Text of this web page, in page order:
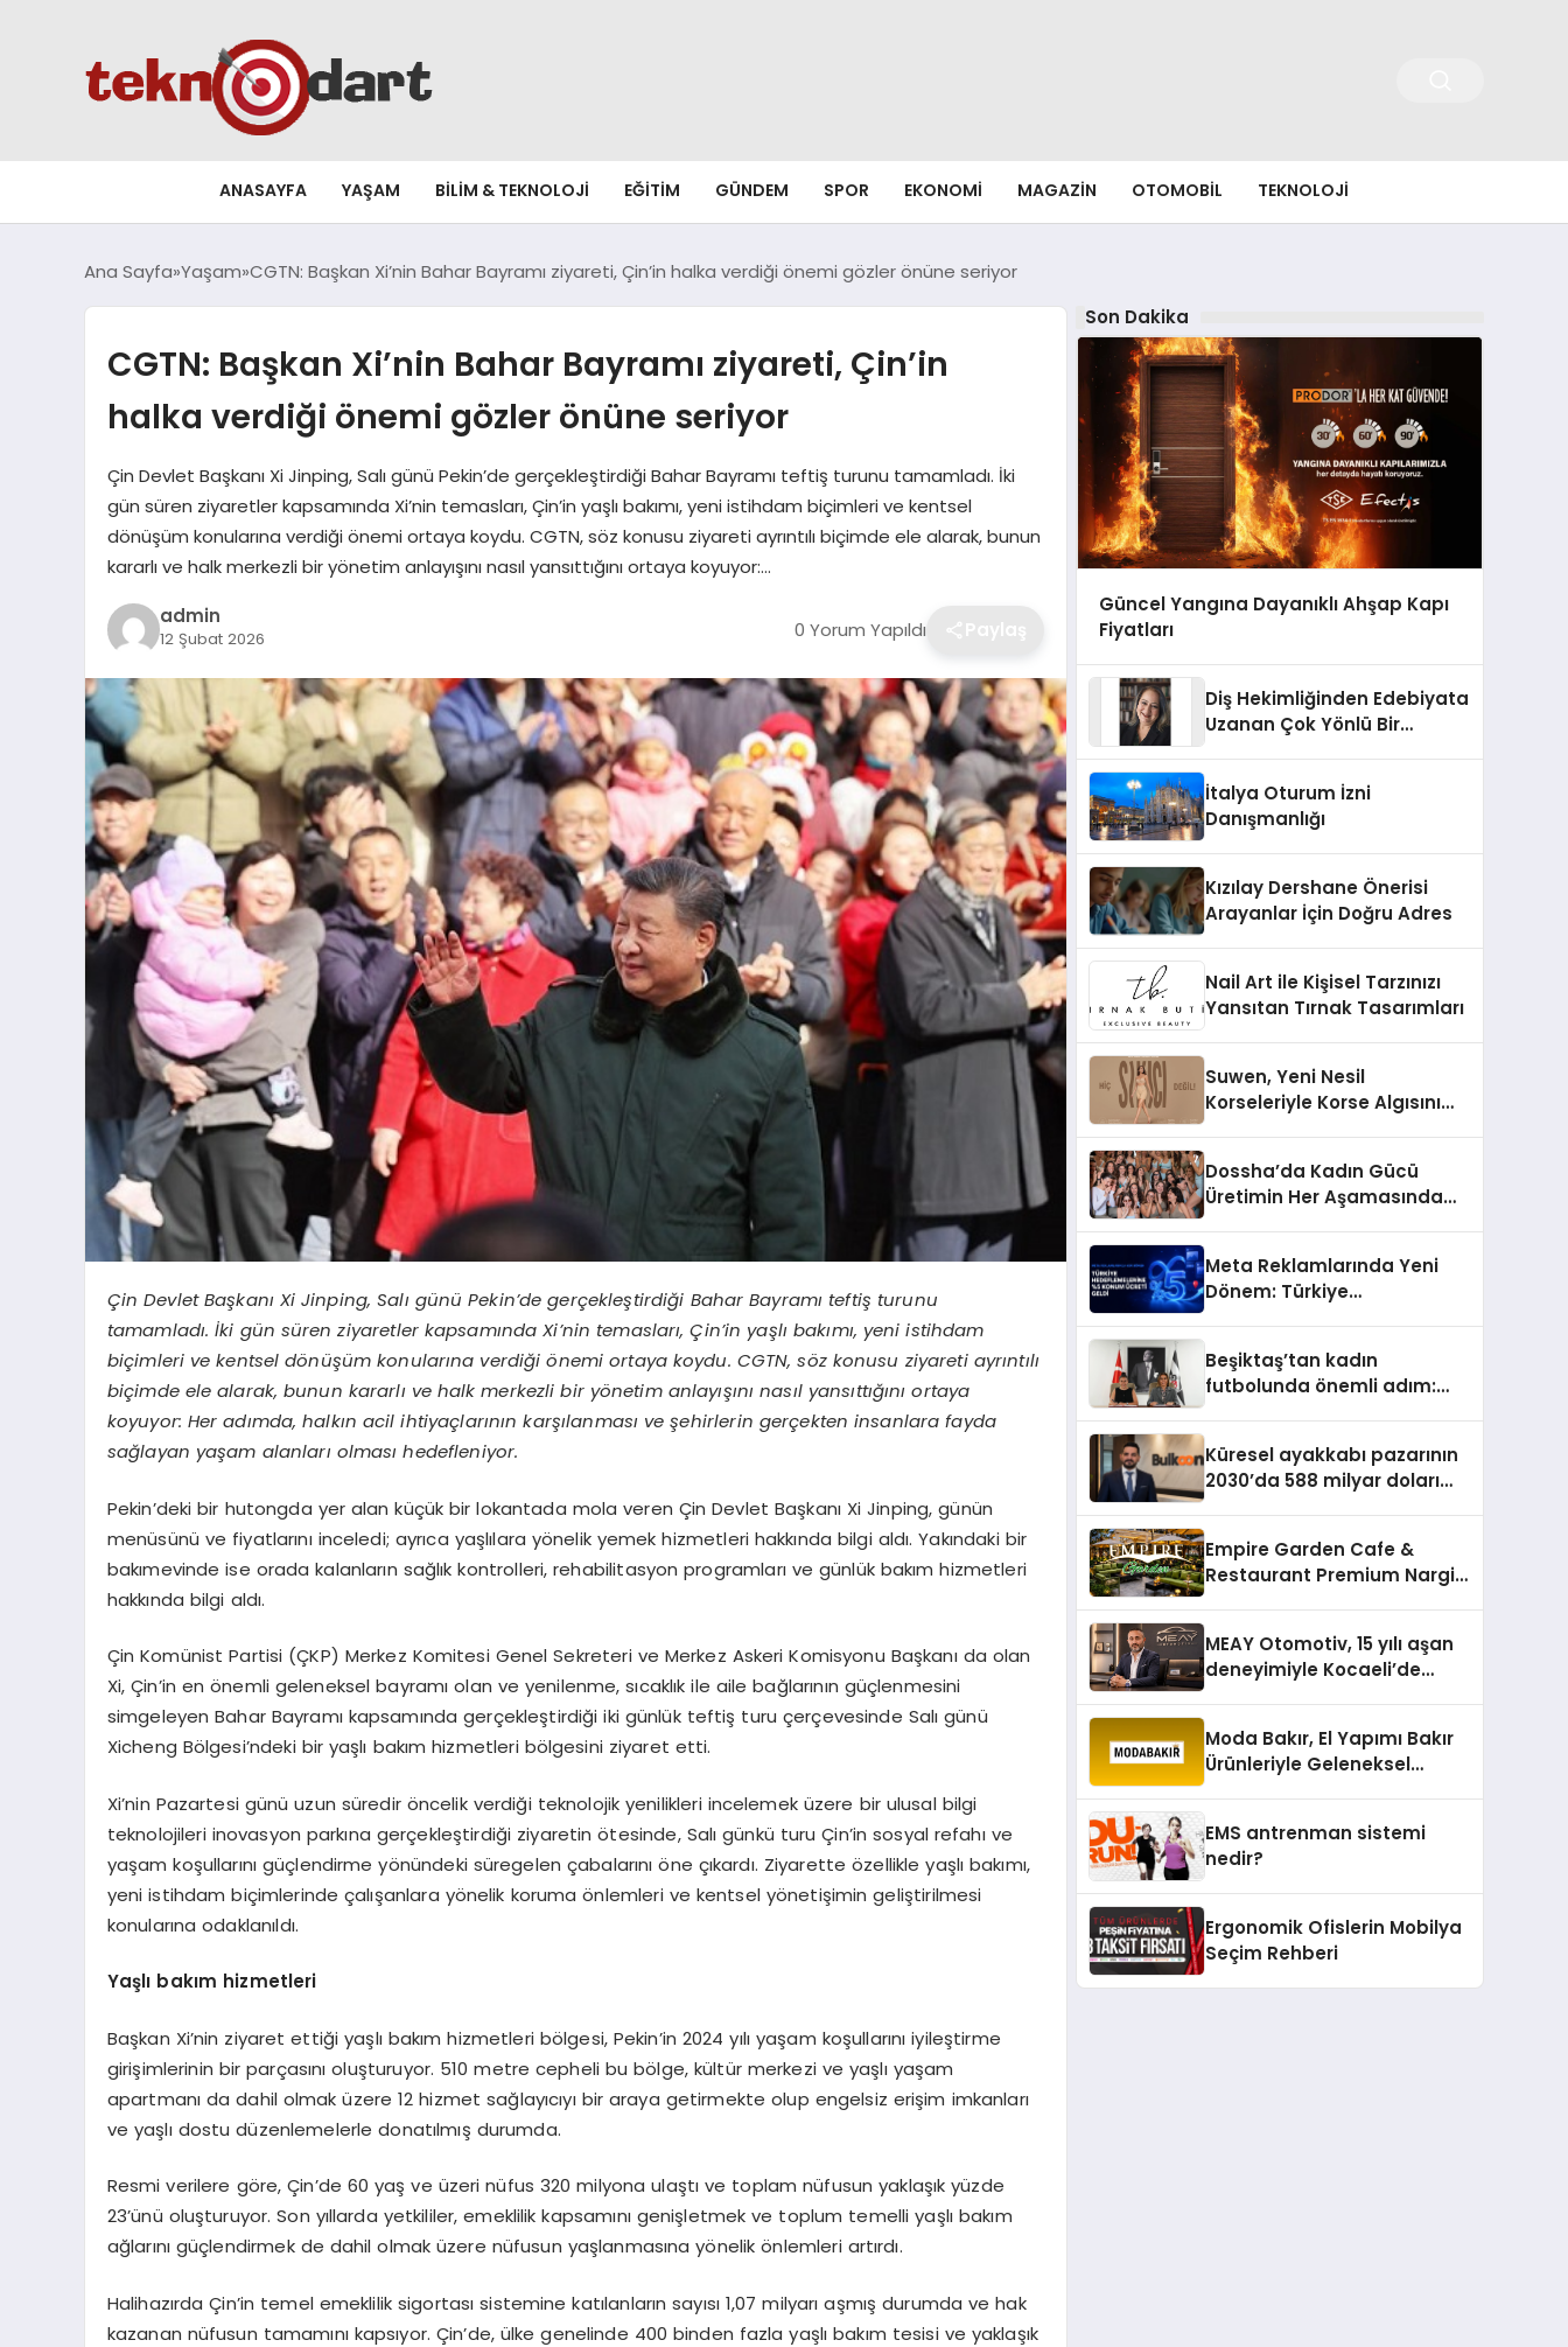
ANASAYFA YAŞAM BILIM & TEKNOLOJI EĞITIM GÜNDEM SPOR EKONOMI MAGAZIN OTOMOBIL TEKNOLOJI
Ana Sayfa Yaşam CGTN: Başkan Xi’nin Bahar Bayramı ziyareti, Çin’in halka verdiği önemi gözler önüne seriyor
CGTN: Başkan Xi’nin Bahar Bayramı ziyareti, Çin’in
halka verdiği önemi gözler önüne seriyor
Çin Devlet Başkanı Xi Jinping, Salı günü Pekin’de gerçekleştirdiği Bahar Bayramı teftiş turunu tamamladı. İki
gün süren ziyaretler kapsamında Xi’nin temasları, Çin’in yaşlı bakımı, yeni istihdam biçimleri ve kentsel
dönüşüm konularına verdiği önemi ortaya koydu. CGTN, söz konusu ziyareti ayrıntılı biçimde ele alarak, bunun
kararlı ve halk merkezli bir yönetim anlayışını nasıl yansıttığını ortaya koyuyor:…
admin
12 Şubat 2026 0 Yorum Yapıldı
Çin Devlet Başkanı Xi Jinping, Salı günü Pekin’de gerçekleştirdiği Bahar Bayramı teftiş turunu
tamamladı. İki gün süren ziyaretler kapsamında Xi’nin temasları, Çin’in yaşlı bakımı, yeni istihdam
biçimleri ve kentsel dönüşüm konularına verdiği önemi ortaya koydu. CGTN, söz konusu ziyareti ayrıntılı
biçimde ele alarak, bunun kararlı ve halk merkezli bir yönetim anlayışını nasıl yansıttığını ortaya
koyuyor: Her adımda, halkın acil ihtiyaçlarının karşılanması ve şehirlerin gerçekten insanlara fayda
sağlayan yaşam alanları olması hedefleniyor.
Pekin’deki bir hutongda yer alan küçük bir lokantada mola veren Çin Devlet Başkanı Xi Jinping, günün
menüsünü ve fiyatlarını inceledi; ayrıca yaşlılara yönelik yemek hizmetleri hakkında bilgi aldı. Yakındaki bir
bakımevinde ise orada kalanların sağlık kontrolleri, rehabilitasyon programları ve günlük bakım hizmetleri
hakkında bilgi aldı.
Çin Komünist Partisi (ÇKP) Merkez Komitesi Genel Sekreteri ve Merkez Askeri Komisyonu Başkanı da olan
Xi, Çin’in en önemli geleneksel bayramı olan ve yenilenme, sıcaklık ile aile bağlarının güçlenmesini
simgeleyen Bahar Bayramı kapsamında gerçekleştirdiği iki günlük teftiş turu çerçevesinde Salı günü
Xicheng Bölgesi’ndeki bir yaşlı bakım hizmetleri bölgesini ziyaret etti.
Xi’nin Pazartesi günü uzun süredir öncelik verdiği teknolojik yenilikleri incelemek üzere bir ulusal bilgi
teknolojileri inovasyon parkına gerçekleştirdiği ziyaretin ötesinde, Salı günkü turu Çin’in sosyal refahı ve
yaşam koşullarını güçlendirme yönündeki süregelen çabalarını öne çıkardı. Ziyarette özellikle yaşlı bakımı,
yeni istihdam biçimlerinde çalışanlara yönelik koruma önlemleri ve kentsel yönetişimin geliştirilmesi
konularına odaklanıldı.
Yaşlı bakım hizmetleri
Başkan Xi’nin ziyaret ettiği yaşlı bakım hizmetleri bölgesi, Pekin’in 2024 yılı yaşam koşullarını iyileştirme
girişimlerinin bir parçasını oluşturuyor. 510 metre cepheli bu bölge, kültür merkezi ve yaşlı yaşam
apartmanı da dahil olmak üzere 12 hizmet sağlayıcıyı bir araya getirmekte olup engelsiz erişim imkanları
ve yaşlı dostu düzenlemelerle donatılmış durumda.
Resmi verilere göre, Çin’de 60 yaş ve üzeri nüfus 320 milyona ulaştı ve toplam nüfusun yaklaşık yüzde
23’ünü oluşturuyor. Son yıllarda yetkililer, emeklilik kapsamını genişletmek ve toplum temelli yaşlı bakım
ağlarını güçlendirmek de dahil olmak üzere nüfusun yaşlanmasına yönelik önlemleri artırdı.
Halihazırda Çin’in temel emeklilik sigortası sistemine katılanların sayısı 1,07 milyarı aşmış durumda ve hak
kazanan nüfusun tamamını kapsıyor. Çin’de, ülke genelinde 400 binden fazla yaşlı bakım tesisi ve yaklaşık
Son Dakika
Güncel Yangına Dayanıklı Ahşap Kapı
Fiyatları
Diş Hekimliğinden Edebiyata
Uzanan Çok Yönlü Bir
İtalya Oturum İzni
Danışmanlığı
Kızılay Dershane Önerisi
Arayanlar İçin Doğru Adres
Nail Art ile Kişisel Tarzınızı
Yansıtan Tırnak Tasarımları
Suwen, Yeni Nesil
Korseleriyle Korse Algısını
Dossha’da Kadın Gücü
Üretimin Her Aşamasında
Meta Reklamlarında Yeni
Dönem: Türkiye
Beşiktaş’tan kadın
futbolunda önemli adım:
Gündoğdu kulüp hafızasını
geleceğe taşıyacak
Küresel ayakkabı pazarının
2030’da 588 milyar doları
Empire Garden Cafe &
Restaurant Premium Nargile
MEAY Otomotiv, 15 yılı aşan
deneyimiyle Kocaeli’de
Moda Bakır, El Yapımı Bakır
Ürünleriyle Geleneksel
EMS antrenman sistemi
nedir?
Ergonomik Ofislerin Mobilya
Seçim Rehberi